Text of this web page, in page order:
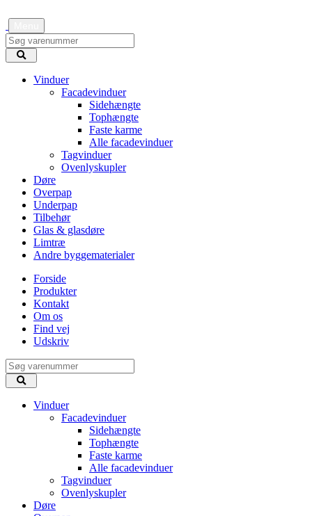
Vinduer
Facadevinduer
Sidehængte
Tophængte
Faste karme
Alle facadevinduer
Tagvinduer
Ovenlyskupler
Døre
Overpap
Underpap
Tilbehør
Glas & glasdøre
Limtræ
Andre byggematerialer
Forside
Produkter
Kontakt
Om os
Find vej
Udskriv
Vinduer
Facadevinduer
Sidehængte
Tophængte
Faste karme
Alle facadevinduer
Tagvinduer
Ovenlyskupler
Døre